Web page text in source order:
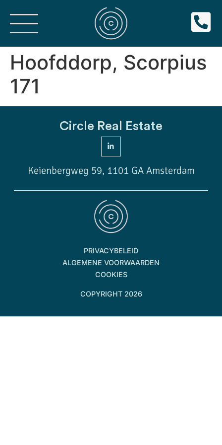
Hoofddorp, Scorpius
171
Circle Real Estate
Keienbergweg 59, 1101 GA Amsterdam
PRIVACYBELEID
ALGEMENE VOORWAARDEN
COOKIES
COPYRIGHT 2026